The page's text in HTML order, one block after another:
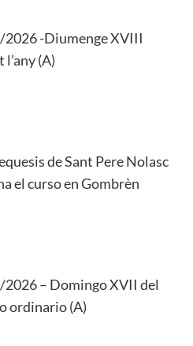
-Diumenge XVIII
(A)
de Sant Pere Nolasc
el curso en Gombrèn
– Domingo XVII del
ordinario (A)